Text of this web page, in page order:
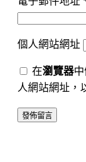
個人網站網址
在瀏覽器
人網站網址，